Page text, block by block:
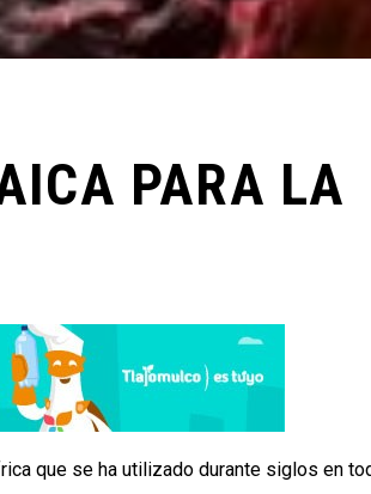
PARA LA
que se ha utilizado durante siglos en